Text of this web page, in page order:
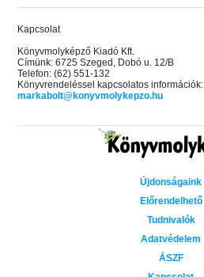
Kapcsolat
Könyvmolyképző Kiadó Kft.
Címünk: 6725 Szeged, Dobó u. 12/B
Telefon: (62) 551-132
Könyvrendeléssel kapcsolatos információk:
markabolt@konyvmolykepzo.hu
Újdonságaink
Előrendelhető
Tudnivalók
Adatvédelem
ÁSZF